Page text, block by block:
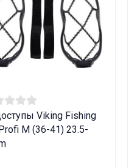
Viking Fishing
M (36-41) 23.5-
лет!